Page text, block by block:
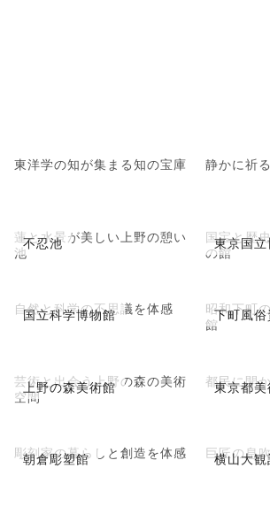
東洋学の知が集まる知の宝庫 静かに祈
不忍池
蓮と水景が美しい上野の憩い
池
東京国
国宝と歴
の館
国立科学博物館
自然と科学の不思議を体感 下町風
昭和下町
館
上野の森美術館
芸術と出会う上野の森の美術
空間
東京都
都民に開
朝倉彫塑館
彫刻家の暮らしと創造を体感 横山大
巨匠の息